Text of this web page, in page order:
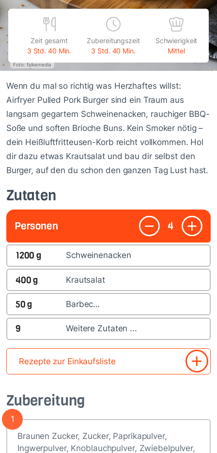
Foto: falkemedia
Zeit gesamt
3 Std. 40 Min.
Zubereitungszeit
3 Std. 40 Min.
Schwierigkeit
Mittel
Zubereitung
1
Braunen Zucker, Zucker, Paprikapulver,
Ingwerpulver, Knoblauchpulver, Zwiebelpulver,
Wenn du mal so richtig was Herzhaftes willst:
Airfryer Pulled Pork Burger sind ein Traum aus
langsam gegartem Schweinenacken, rauchiger BBQ-
Soße und soften Brioche Buns. Kein Smoker nötig –
dein Heißluftfritteusen-Korb reicht vollkommen. Hol
dir dazu etwas Krautsalat und bau dir selbst den
Burger, auf den du schon den ganzen Tag Lust hast.
Zutaten
Personen 4
1200 g Schweinenacken
400g Krautsalat
50g Barbec…
9 Weitere Zutaten ...
Rezepte zur Einkaufsliste